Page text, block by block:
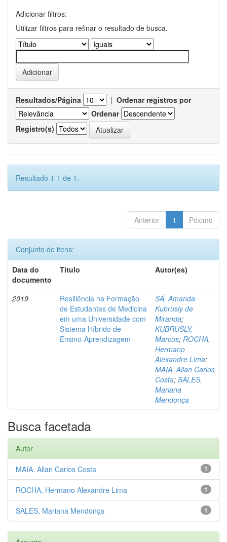
Adicionar filtros:
Utilizar filtros para refinar o resultado de busca.
Resultados/Página | Ordenar registros por
Ordenar
Registro(s)
Resultado 1-1 de 1.
Anterior 1 Póximo
Conjunto de itens:
Data do
documento
Título Autor(es)
2019
Resiliência na Formação
de Estudantes de Medicina
em uma Universidade com
Sistema Híbrido de
Ensino-Aprendizagem
SÁ, Amanda
Kubrusly de
Miranda;
KUBRUSLY,
Marcos; ROCHA,
Hermano
Alexandre Lima;
MAIA, Allan Carlos
Costa; SALES,
Mariana
Mendonça
Busca facetada
Autor
1
MAIA, Allan Carlos Costa
1
ROCHA, Hermano Alexandre Lima
1
SALES, Mariana Mendonça